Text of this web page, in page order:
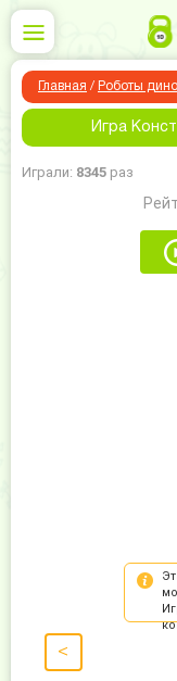
Главная / Роботы
Игра
Играли: 8345 раз
<